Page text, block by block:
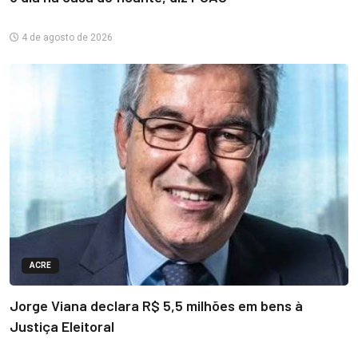
4 de agosto de 2026
ACRE
Jorge Viana declara R$ 5,5 milhões em bens à
Justiça Eleitoral